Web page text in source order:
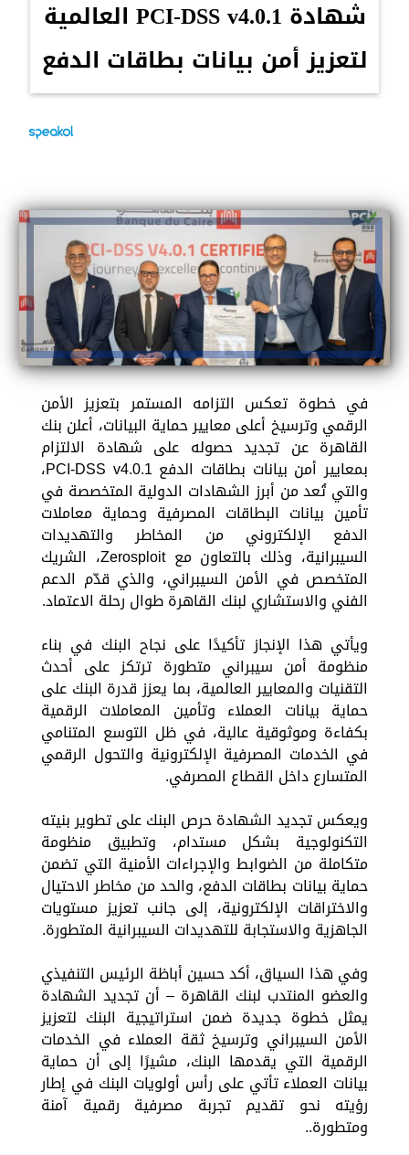
شهادة PCI-DSS v4.0.1 العالمية
لتعزيز أمن بيانات بطاقات الدفع
في خطوة تعكس التزامه المستمر بتعزيز الأمن
الرقمي وترسيخ أعلى معايير حماية البيانات، أعلن بنك
القاهرة عن تجديد حصوله على شهادة الالتزام
بمعايير أمن بيانات بطاقات الدفع PCI-DSS v4.0.1،
والتي تُعد من أبرز الشهادات الدولية المتخصصة في
تأمين بيانات البطاقات المصرفية وحماية معاملات
الدفع الإلكتروني من المخاطر والتهديدات
السيبرانية، وذلك بالتعاون مع Zerosploit، الشريك
المتخصص في الأمن السيبراني، والذي قدّم الدعم
الفني والاستشاري لبنك القاهرة طوال رحلة الاعتماد.
ويأتي هذا الإنجاز تأكيدًا على نجاح البنك في بناء
منظومة أمن سيبراني متطورة ترتكز على أحدث
التقنيات والمعايير العالمية، بما يعزز قدرة البنك على
حماية بيانات العملاء وتأمين المعاملات الرقمية
بكفاءة وموثوقية عالية، في ظل التوسع المتنامي
في الخدمات المصرفية الإلكترونية والتحول الرقمي
المتسارع داخل القطاع المصرفي.
ويعكس تجديد الشهادة حرص البنك على تطوير بنيته
التكنولوجية بشكل مستدام، وتطبيق منظومة
متكاملة من الضوابط والإجراءات الأمنية التي تضمن
حماية بيانات بطاقات الدفع، والحد من مخاطر الاحتيال
والاختراقات الإلكترونية، إلى جانب تعزيز مستويات
الجاهزية والاستجابة للتهديدات السيبرانية المتطورة.
وفي هذا السياق، أكد حسين أباظة الرئيس التنفيذي
والعضو المنتدب لبنك القاهرة – أن تجديد الشهادة
يمثل خطوة جديدة ضمن استراتيجية البنك لتعزيز
الأمن السيبراني وترسيخ ثقة العملاء في الخدمات
الرقمية التي يقدمها البنك، مشيرًا إلى أن حماية
بيانات العملاء تأتي على رأس أولويات البنك في إطار
رؤيته نحو تقديم تجربة مصرفية رقمية آمنة
ومتطورة..